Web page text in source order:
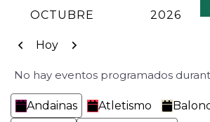
Search Site
MES
AÑO
Anterior
Hoy Siguiente
No hay eventos programados
Categorías
Andainas Atletismo